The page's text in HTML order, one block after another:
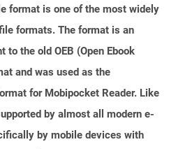
format is one of the most widely
formats. The format is an
to the old OEB (Open Ebook
and was used as the
for Mobipocket Reader. Like
by almost all modern e-
by mobile devices with